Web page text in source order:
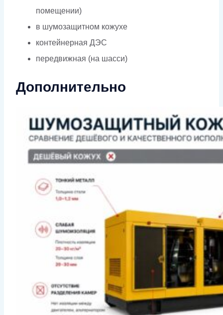
помещении)
в шумозащитном кожухе
контейнерная ДЭС
передвижная (на шасси)
Дополнительно